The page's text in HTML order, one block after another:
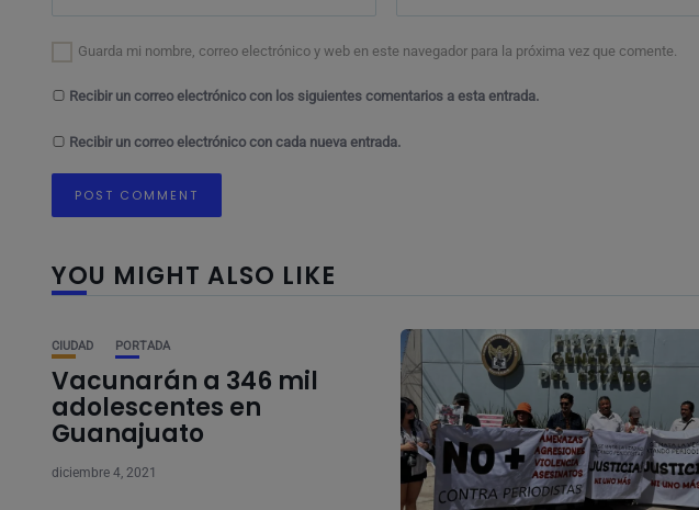
Guarda mi nombre, correo electrónico y web en este navegador para la próxima vez que comente.
Recibir un correo electrónico con los siguientes comentarios a esta entrada.
Recibir un correo electrónico con cada nueva entrada.
YOU MIGHT ALSO LIKE
CIUDAD PORTADA
Vacunarán a 346 mil
adolescentes en
Guanajuato
diciembre 4, 2021